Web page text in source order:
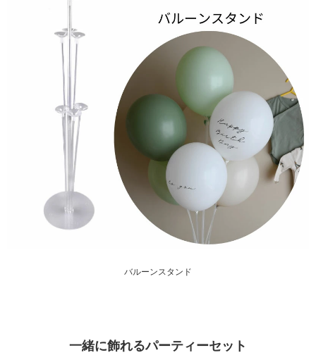
バルーンスタンド
一緒に飾れるパーティーセット